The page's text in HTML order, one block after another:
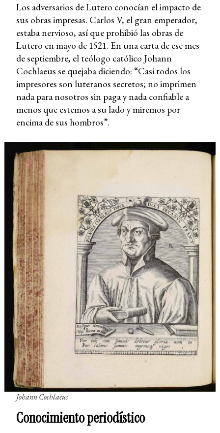
Los adversarios de Lutero conocían el impacto de
sus obras impresas. Carlos V, el gran emperador,
estaba nervioso, así que prohibió las obras de
Lutero en mayo de 1521. En una carta de ese mes
de septiembre, el teólogo católico Johann
Cochlaeus se quejaba diciendo: “Casi todos los
impresores son luteranos secretos; no imprimen
nada para nosotros sin paga y nada confiable a
menos que estemos a su lado y miremos por
encima de sus hombros”.
Johann Cochlaeus
Conocimiento periodístico